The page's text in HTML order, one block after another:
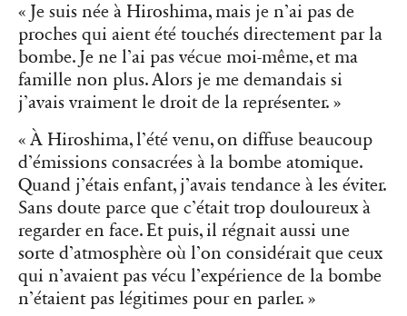
« Je suis née à Hiroshima, mais je n’ai pas de
proches qui aient été touchés directement par la
bombe. Je ne l’ai pas vécue moi-même, et ma
famille non plus. Alors je me demandais si
j’avais vraiment le droit de la représenter. »
« À Hiroshima, l’été venu, on diffuse beaucoup
d’émissions consacrées à la bombe atomique.
Quand j’étais enfant, j’avais tendance à les éviter.
Sans doute parce que c’était trop douloureux à
regarder en face. Et puis, il régnait aussi une
sorte d’atmosphère où l’on considérait que ceux
qui n’avaient pas vécu l’expérience de la bombe
n’étaient pas légitimes pour en parler. »